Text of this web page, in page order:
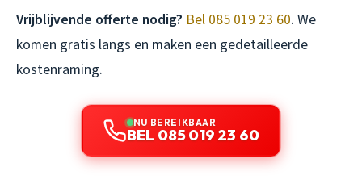
Vrijblijvende offerte nodig? Bel 085 019 23 60. We
komen gratis langs en maken een gedetailleerde
kostenraming.
NU BEREIKBAAR
BEL 085 019 23 60